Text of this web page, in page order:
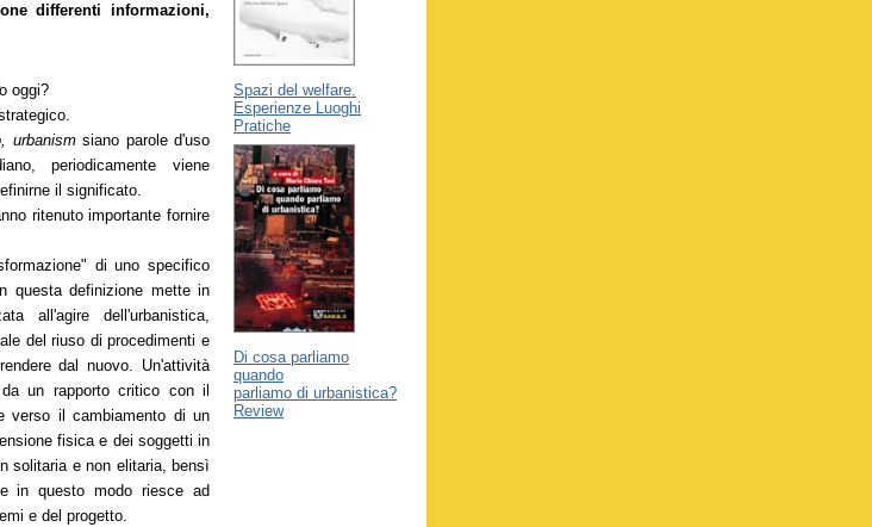
differenti informazioni,
oggi?
urbanismsiano parole d'uso
periodicamente viene
il significato.
ritenuto importante fornire
di uno specifico
questa definizione mette in
all'agire dell'urbanistica,
del riuso di procedimenti e
dal nuovo. Un'attività
un rapporto critico con il
verso il cambiamento di un
fisica e dei soggetti in
solitaria e non elitaria, bensì
in questo modo riesce ad
e del progetto.
Spazi del welfare.
Esperienze Luoghi
Pratiche
Di cosa parliamo
quando
parliamo di urbanistica?
Review